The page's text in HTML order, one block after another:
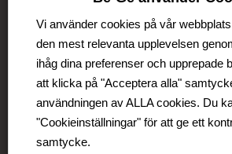
Be-Ge Koncernen
Be-Ge Koncernen är en familjeägd
verksamhet i Sverige, Danmark,
Litauen, Nederländerna och
omfattar affärsområdena Be-Ge
Be-Ge Component Division och Be-
Vi använder cookies på vår
den mest relevanta upplevelsen
ihåg dina preferenser och upprepade
att klicka på "Acceptera alla"
användningen av ALLA cookies. Du
"Cookieinställningar" för att ge ett
samtycke.